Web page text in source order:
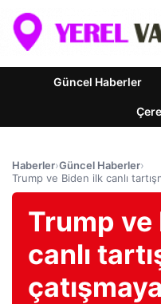
Güncel Haberler
Haberler›Güncel Haberler›
Trump ve Biden ilk canlı
Trump ve
canlı